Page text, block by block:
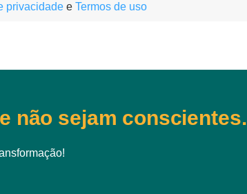
privacidade e Termos de uso
não sejam conscientes.